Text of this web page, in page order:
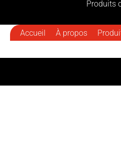
Produits
Accueil À propos